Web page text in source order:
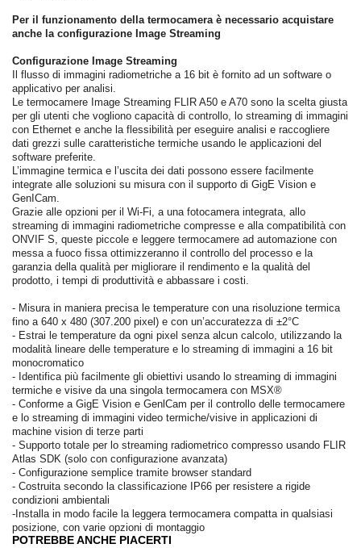
Per il funzionamento della termocamera è necessario acquistare
anche la configurazione Image Streaming
Configurazione Image Streaming
Il flusso di immagini radiometriche a 16 bit è fornito ad un software o
applicativo per analisi.
Le termocamere Image Streaming FLIR A50 e A70 sono la scelta giusta
per gli utenti che vogliono capacità di controllo, lo streaming di immagini
con Ethernet e anche la flessibilità per eseguire analisi e raccogliere
dati grezzi sulle caratteristiche termiche usando le applicazioni del
software preferite.
L’immagine termica e l’uscita dei dati possono essere facilmente
integrate alle soluzioni su misura con il supporto di GigE Vision e
GenICam.
Grazie alle opzioni per il Wi-Fi, a una fotocamera integrata, allo
streaming di immagini radiometriche compresse e alla compatibilità con
ONVIF S, queste piccole e leggere termocamere ad automazione con
messa a fuoco fissa ottimizzeranno il controllo del processo e la
garanzia della qualità per migliorare il rendimento e la qualità del
prodotto, i tempi di produttività e abbassare i costi.
- Misura in maniera precisa le temperature con una risoluzione termica
fino a 640 x 480 (307.200 pixel) e con un’accuratezza di ±2°C
- Estrai le temperature da ogni pixel senza alcun calcolo, utilizzando la
modalità lineare delle temperature e lo streaming di immagini a 16 bit
monocromatico
- Identifica più facilmente gli obiettivi usando lo streaming di immagini
termiche e visive da una singola termocamera con MSX®
- Conforme a GigE Vision e GenlCam per il controllo delle termocamere
e lo streaming di immagini video termiche/visive in applicazioni di
machine vision di terze parti
- Supporto totale per lo streaming radiometrico compresso usando FLIR
Atlas SDK (solo con configurazione avanzata)
- Configurazione semplice tramite browser standard
- Costruita secondo la classificazione IP66 per resistere a rigide
condizioni ambientali
-Installa in modo facile la leggera termocamera compatta in qualsiasi
posizione, con varie opzioni di montaggio
POTREBBE ANCHE PIACERTI